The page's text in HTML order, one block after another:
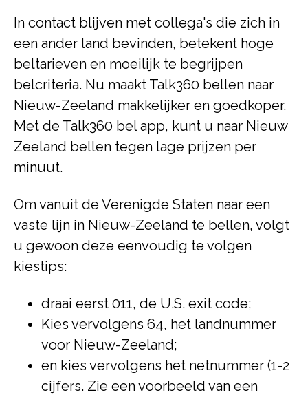
In contact blijven met collega's die zich in
een ander land bevinden, betekent hoge
beltarieven en moeilijk te begrijpen
belcriteria. Nu maakt Talk360 bellen naar
Nieuw-Zeeland makkelijker en goedkoper.
Met de Talk360 bel app, kunt u naar Nieuw
Zeeland bellen tegen lage prijzen per
minuut.
Om vanuit de Verenigde Staten naar een
vaste lijn in Nieuw-Zeeland te bellen, volgt
u gewoon deze eenvoudig te volgen
kiestips:
draai eerst 011, de U.S. exit code;
Kies vervolgens 64, het landnummer
voor Nieuw-Zeeland;
en kies vervolgens het netnummer (1-2
cijfers. Zie een voorbeeld van een